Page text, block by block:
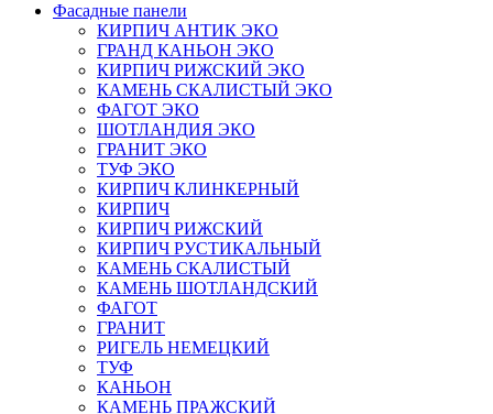
Фасадные панели
КИРПИЧ АНТИК ЭКО
ГРАНД КАНЬОН ЭКО
КИРПИЧ РИЖСКИЙ ЭКО
КАМЕНЬ СКАЛИСТЫЙ ЭКО
ФАГОТ ЭКО
ШОТЛАНДИЯ ЭКО
ГРАНИТ ЭКО
ТУФ ЭКО
КИРПИЧ КЛИНКЕРНЫЙ
КИРПИЧ
КИРПИЧ РИЖСКИЙ
КИРПИЧ РУСТИКАЛЬНЫЙ
КАМЕНЬ СКАЛИСТЫЙ
КАМЕНЬ ШОТЛАНДСКИЙ
ФАГОТ
ГРАНИТ
РИГЕЛЬ НЕМЕЦКИЙ
ТУФ
КАНЬОН
КАМЕНЬ ПРАЖСКИЙ